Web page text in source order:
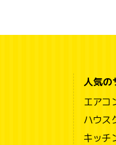
人気の
エアコ
ハウス
キッチ